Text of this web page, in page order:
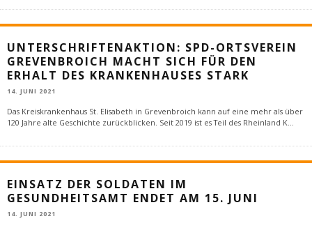
UNTERSCHRIFTENAKTION: SPD-ORTSVEREIN
GREVENBROICH MACHT SICH FÜR DEN
ERHALT DES KRANKENHAUSES STARK
14. JUNI 2021
Das Kreiskrankenhaus St. Elisabeth in Grevenbroich kann auf eine mehr als über
120 Jahre alte Geschichte zurückblicken. Seit 2019 ist es Teil des Rheinland K...
EINSATZ DER SOLDATEN IM
GESUNDHEITSAMT ENDET AM 15. JUNI
14. JUNI 2021